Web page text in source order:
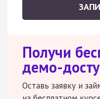
Получи
демо-
Оставь заявку и